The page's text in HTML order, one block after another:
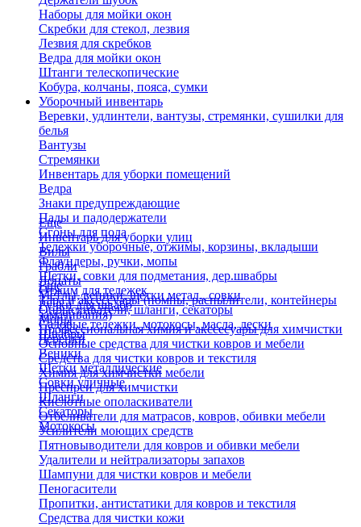
Наборы для мойки окон
Скребки для стекол, лезвия
Лезвия для скребков
Ведра для мойки окон
Штанги телескопические
Кобура, колчаны, пояса, сумки
Уборочный инвентарь
Веревки, удлинтели, вантузы, стремянки, сушилки для
белья
Вантузы
Стремянки
Инвентарь для уборки помещений
Ведра
Знаки предупреждающие
Пады и падодержатели
Сгоны для пола
Тележки уборочные, отжимы, корзины, вкладыши
Флаундеры, ручки, мопы
Щетки, совки для подметания, дер.швабры
Отжим для тележек
Ручки для швабр
Мопы
Швабры
Еще
Инвентарь для уборки улиц
Вилы
Грабли
Лопаты
Метлы, веники, щетки метал., совки
Опрыскиватели, шланги, секаторы
Садовые тележки, мотокосы, масла, лески
Черенки
Веники
Щетки металлические
Совки уличные
Шланги
Секаторы
Мотокосы
Еще
Тара и аксессуары (помпы, распылители, контейнеры
замачивания)
Профессиональная химия и акссесуары для химчистки
Основные средства для чистки ковров и мебели
Средства для чистки ковров и текстиля
Химия для химчистки мебели
Преспреи для химчистки
Кислотные ополаскиватели
Отбеливатели для матрасов, ковров, обивки мебели
Усилители моющих средств
Пятновыводители для ковров и обивки мебели
Удалители и нейтрализаторы запахов
Шампуни для чистки ковров и мебели
Пеногасители
Пропитки, антистатики для ковров и текстиля
Средства для чистки кожи